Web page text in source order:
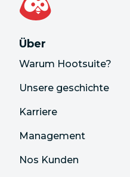
Über
Warum Hootsuite?
Unsere geschichte
Karriere
Management
Nos Kunden